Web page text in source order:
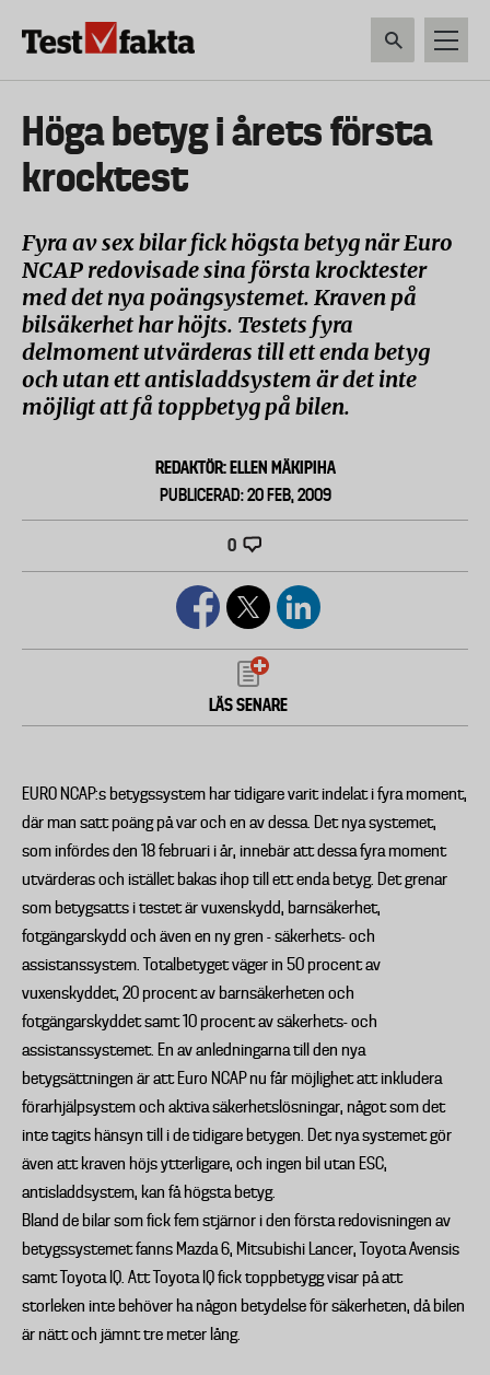
Huvudmeny
ny
LIVSMEDEL
Höga betyg i årets första
krocktest
Fyra av sex bilar fick högsta betyg när Euro
NCAP redovisade sina första krocktester
med det nya poängsystemet. Kraven på
bilsäkerhet har höjts. Testets fyra
delmoment utvärderas till ett enda betyg
och utan ett antisladdsystem är det inte
möjligt att få toppbetyg på bilen.
REDAKTÖR: ELLEN MÄKIPIHA
PUBLICERAD: 20 FEB, 2009
0
LÄS SENARE
EURO NCAP:s betygssystem har tidigare varit indelat i fyra moment,
där man satt poäng på var och en av dessa. Det nya systemet,
som infördes den 18 februari i år, innebär att dessa fyra moment
utvärderas och istället bakas ihop till ett enda betyg. Det grenar
som betygsatts i testet är vuxenskydd, barnsäkerhet,
fotgängarskydd och även en ny gren - säkerhets- och
assistanssystem. Totalbetyget väger in 50 procent av
vuxenskyddet, 20 procent av barnsäkerheten och
fotgängarskyddet samt 10 procent av säkerhets- och
assistanssystemet. En av anledningarna till den nya
betygsättningen är att Euro NCAP nu får möjlighet att inkludera
förarhjälpsystem och aktiva säkerhetslösningar, något som det
inte tagits hänsyn till i de tidigare betygen. Det nya systemet gör
även att kraven höjs ytterligare, och ingen bil utan ESC,
antisladdsystem, kan få högsta betyg.
Bland de bilar som fick fem stjärnor i den första redovisningen av
betygssystemet fanns Mazda 6, Mitsubishi Lancer, Toyota Avensis
samt Toyota IQ. Att Toyota IQ fick toppbetygg visar på att
storleken inte behöver ha någon betydelse för säkerheten, då bilen
är nätt och jämnt tre meter lång.